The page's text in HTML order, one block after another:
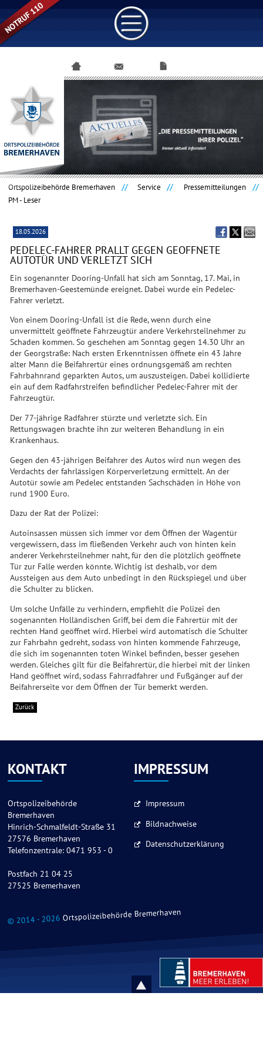
überspringen
Ortspolizeibehörde Bremerhaven Service
Pressemitteilungen
PM - Leser
18.05.2026
PEDELEC-FAHRER PRALLT GEGEN GEÖFFNETE
AUTOTÜR UND VERLETZT SICH
Ein sogenannter Dooring-Unfall hat sich am Sonntag, 17. Mai, in
Bremerhaven-Geestemünde ereignet. Dabei wurde ein Pedelec-
Fahrer verletzt.
Von einem Dooring-Unfall ist die Rede, wenn durch eine
unvermittelt geöffnete Fahrzeugtür andere Verkehrsteilnehmer zu
Schaden kommen. So geschehen am Sonntag gegen 14.30 Uhr an
der Georgstraße: Nach ersten Erkenntnissen öffnete ein 43 Jahre
alter Mann die Beifahrertür eines ordnungsgemäß am rechten
Fahrbahnrand geparkten Autos, um auszusteigen. Dabei kollidierte
ein auf dem Radfahrstreifen befindlicher Pedelec-Fahrer mit der
Fahrzeugtür.
Der 77-jährige Radfahrer stürzte und verletzte sich. Ein
Rettungswagen brachte ihn zur weiteren Behandlung in ein
Krankenhaus.
Gegen den 43-jährigen Beifahrer des Autos wird nun wegen des
Verdachts der fahrlässigen Körperverletzung ermittelt. An der
Autotür sowie am Pedelec entstanden Sachschäden in Höhe von
rund 1900 Euro.
Dazu der Rat der Polizei:
Autoinsassen müssen sich immer vor dem Öffnen der Wagentür
vergewissern, dass im fließenden Verkehr auch von hinten kein
anderer Verkehrsteilnehmer naht, für den die plötzlich geöffnete
Tür zur Falle werden könnte. Wichtig ist deshalb, vor dem
Aussteigen aus dem Auto unbedingt in den Rückspiegel und über
die Schulter zu blicken.
Um solche Unfälle zu verhindern, empfiehlt die Polizei den
sogenannten Holländischen Griff, bei dem die Fahrertür mit der
rechten Hand geöffnet wird. Hierbei wird automatisch die Schulter
zur Fahrbahn gedreht, sodass von hinten kommende Fahrzeuge,
die sich im sogenannten toten Winkel befinden, besser gesehen
werden. Gleiches gilt für die Beifahrertür, die hierbei mit der linken
Hand geöffnet wird, sodass Fahrradfahrer und Fußgänger auf der
Beifahrerseite vor dem Öffnen der Tür bemerkt werden.
Zurück
KONTAKT
Ortspolizeibehörde
Bremerhaven
Hinrich-Schmalfeldt-Straße 31
27576 Bremerhaven
Telefonzentrale: 0471 953 - 0
Postfach 21 04 25
27525 Bremerhaven
IMPRESSUM
Impressum
Bildnachweise
Datenschutzerklärung
© 2014 - 2026 Ortspolizeibehörde Bremerhaven